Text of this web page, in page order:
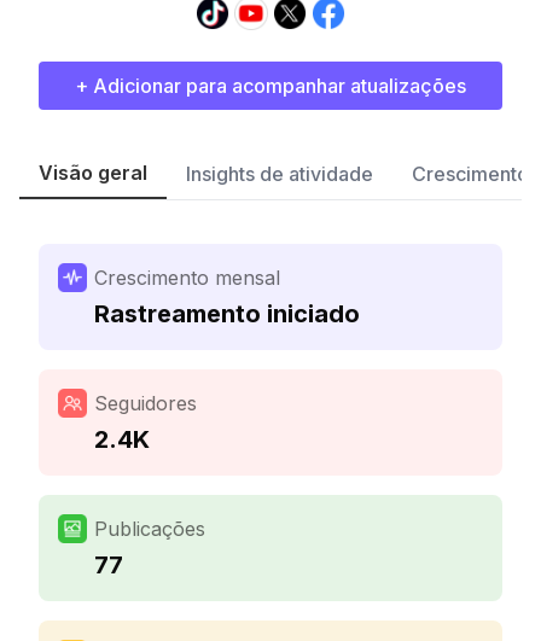
+ Adicionar para acompanhar atualizações
Visão geral Insights de atividade Crescimento
Crescimento mensal
Rastreamento iniciado
Seguidores
2.4K
Publicações
77